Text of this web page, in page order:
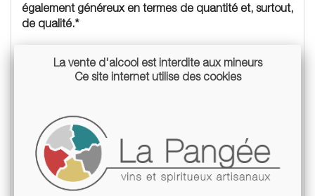
également généreux en termes de quantité et, surtout,
de qualité.*
La vente d'alcool est interdite aux mineurs
Ce site internet utilise des cookies